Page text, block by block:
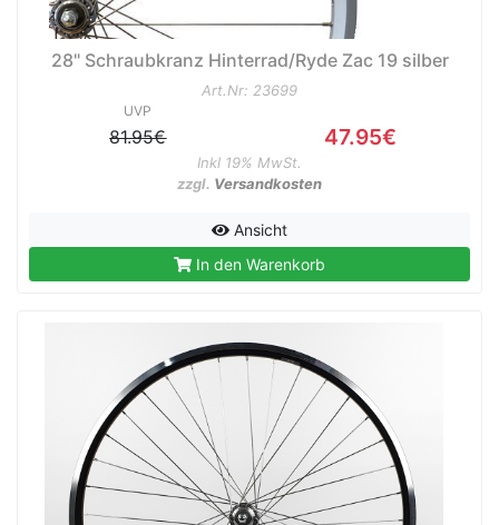
28" Schraubkranz Hinterrad/Ryde Zac 19 silber
Art.Nr: 23699
UVP
81.95€ 47.95€
Inkl 19% MwSt.
zzgl. Versandkosten
Ansicht
In den Warenkorb